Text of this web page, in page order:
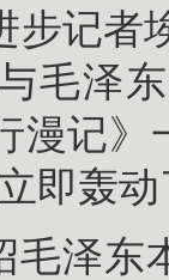
步记者
毛泽
漫记》
即轰
毛泽东